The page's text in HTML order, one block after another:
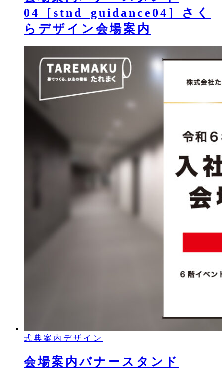
04［stnd_guidance04］さく
らデザイン会場案内
式典案内デザイン
会場案内バナースタンド